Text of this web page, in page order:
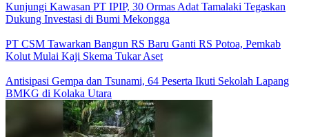
Kunjungi Kawasan PT IPIP, 30 Ormas Adat Tamalaki Tegaskan
Dukung Investasi di Bumi Mekongga
PT CSM Tawarkan Bangun RS Baru Ganti RS Potoa, Pemkab
Kolut Mulai Kaji Skema Tukar Aset
Antisipasi Gempa dan Tsunami, 64 Peserta Ikuti Sekolah Lapang
BMKG di Kolaka Utara